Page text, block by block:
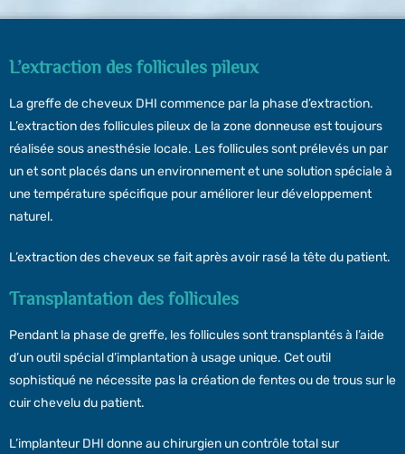
L’extraction des follicules pileux
La greffe de cheveux DHI commence par la phase d’extraction.
L’extraction des follicules pileux de la zone donneuse est toujours
réalisée sous anesthésie locale. Les follicules sont prélevés un par
un et sont placés dans un environnement et une solution spéciale à
une température spécifique pour améliorer leur développement
naturel.
L’extraction des cheveux se fait après avoir rasé la tête du patient.
Transplantation des follicules
Pendant la phase de greffe, les follicules sont transplantés à l’aide
d’un outil spécial d’implantation à usage unique. Cet outil
sophistiqué ne nécessite pas la création de fentes ou de trous sur le
cuir chevelu du patient.
L’implanteur DHI donne au chirurgien un contrôle total sur